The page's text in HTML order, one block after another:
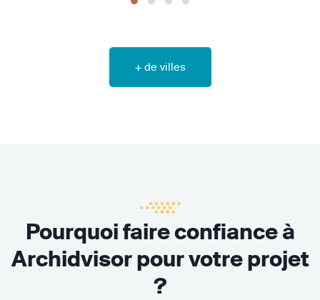
+ de villes
Pourquoi faire confiance à
Archidvisor pour votre projet
?